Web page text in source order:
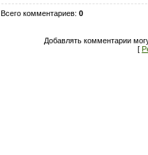
Всего комментариев: 0
Добавлять комментарии
[